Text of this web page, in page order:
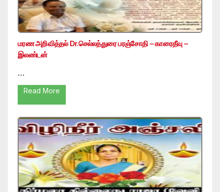
மரண அறிவித்தல் Dr.செல்லத்துரை பரஞ்சோதி – காரைதீவு –
இலண்டன்
…
Read More